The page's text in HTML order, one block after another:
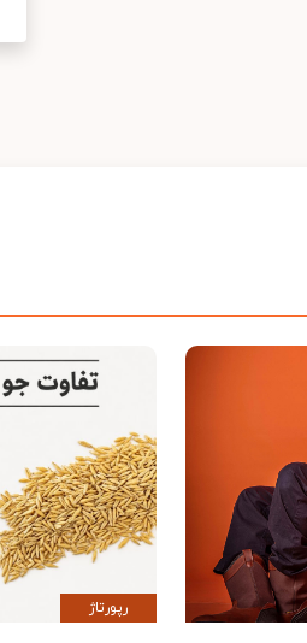
رپورتاژ